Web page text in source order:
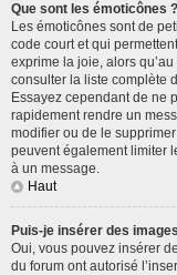
Que sont les émoticônes ?
Les émoticônes sont de
code court et qui
exprime la joie, alors
consulter la liste complète
Essayez cependant de ne
rapidement rendre un
modifier ou de le
peuvent également limiter
à un message.
Haut
Puis-je insérer des
Oui, vous pouvez insérer
du forum ont autorisé